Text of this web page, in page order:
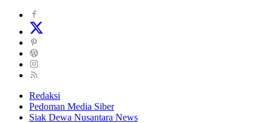
Redaksi
Pedoman Media Siber
Siak Dewa Nusantara News